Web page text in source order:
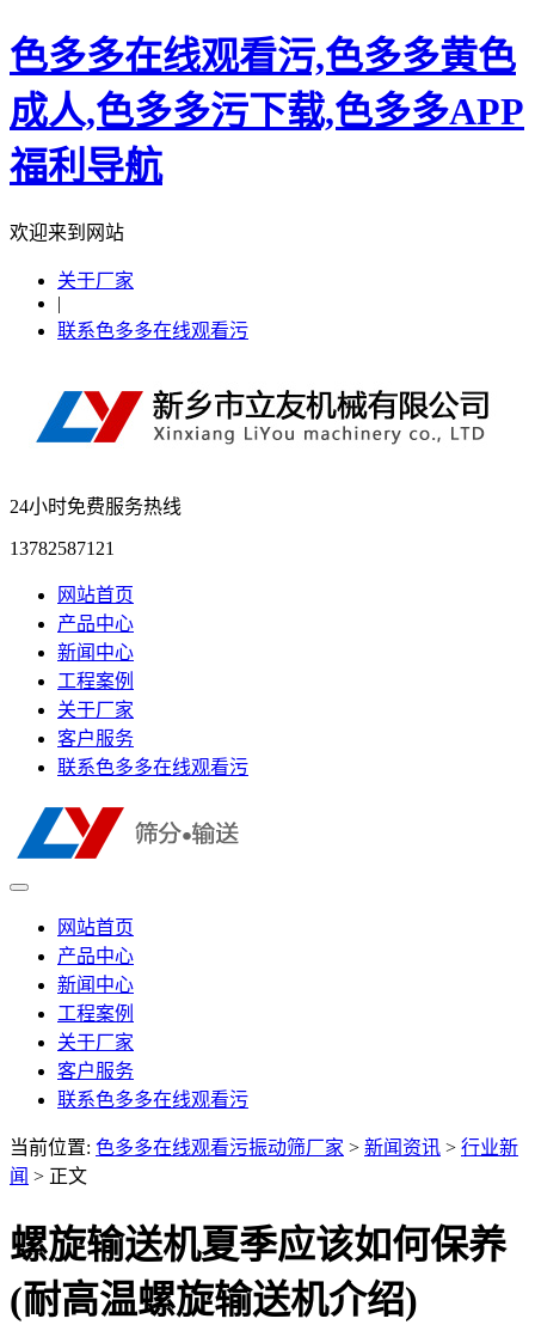
色多多在线观看污,色多多黄色
成人,色多多污下载,色多多APP
福利导航
欢迎来到网站
关于厂家
|
联系色多多在线观看污
24小时免费服务热线
13782587121
网站首页
产品中心
新闻中心
工程案例
关于厂家
客户服务
联系色多多在线观看污
网站首页
产品中心
新闻中心
工程案例
关于厂家
客户服务
联系色多多在线观看污
当前位置: 色多多在线观看污振动筛厂家 > 新闻资讯 > 行业新
闻 > 正文
螺旋输送机夏季应该如何保养
(耐高温螺旋输送机介绍)